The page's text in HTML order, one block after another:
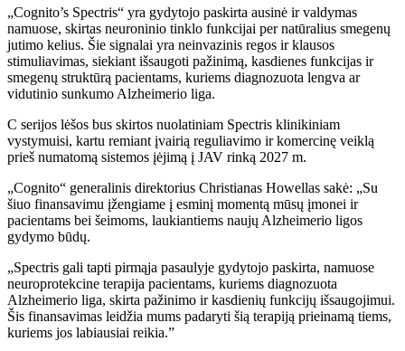
„Cognito’s Spectris“ yra gydytojo paskirta ausinė ir valdymas
namuose, skirtas neuroninio tinklo funkcijai per natūralius smegenų
jutimo kelius. Šie signalai yra neinvazinis regos ir klausos
stimuliavimas, siekiant išsaugoti pažinimą, kasdienes funkcijas ir
smegenų struktūrą pacientams, kuriems diagnozuota lengva ar
vidutinio sunkumo Alzheimerio liga.
C serijos lėšos bus skirtos nuolatiniam Spectris klinikiniam
vystymuisi, kartu remiant įvairią reguliavimo ir komercinę veiklą
prieš numatomą sistemos įėjimą į JAV rinką 2027 m.
„Cognito“ generalinis direktorius Christianas Howellas sakė: „Su
šiuo finansavimu įžengiame į esminį momentą mūsų įmonei ir
pacientams bei šeimoms, laukiantiems naujų Alzheimerio ligos
gydymo būdų.
„Spectris gali tapti pirmąja pasaulyje gydytojo paskirta, namuose
neuroprotekcine terapija pacientams, kuriems diagnozuota
Alzheimerio liga, skirta pažinimo ir kasdienių funkcijų išsaugojimui.
Šis finansavimas leidžia mums padaryti šią terapiją prieinamą tiems,
kuriems jos labiausiai reikia.”